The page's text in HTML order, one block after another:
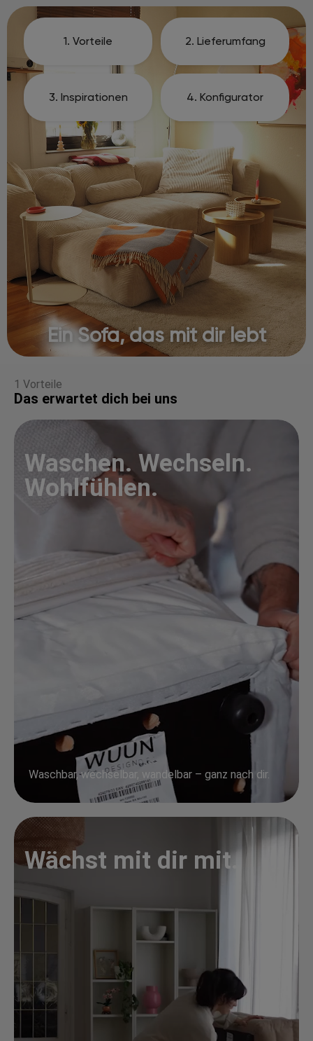
1. Vorteile 2. Lieferumfang
3. Inspirationen 4. Konfigurator
Ein Sofa, das mit dir lebt
1 Vorteile
Das erwartet dich bei uns
Waschen. Wechseln.
Wohlfühlen.
Waschbar, wechselbar, wandelbar – ganz nach dir.
Wächst mit dir mit.